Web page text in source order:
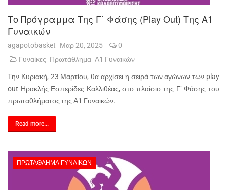
Το Πρόγραμμα Της Γ΄ Φάσης (Play Out) Της Α1
Γυναικών
agapotobasket Μαρ 20, 2025
0
Γυναίκες Πρωτάθλημα Α1 Γυναικών
Την Κυριακή, 23 Μαρτίου, θα αρχίσει η σειρά των αγώνων των play
out Ηρακλής-Εσπερίδες Καλλιθέας, στο πλαίσιο της Γ’ Φάσης του
πρωταθλήματος της Α1 Γυναικών.
Read more...
ΠΡΩΤΆΘΛΗΜΑ ΓΥΝΑΙΚΏΝ